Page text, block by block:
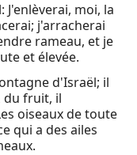
J'enlèverai, moi, la
j'arracherai
rameau, et je
et élevée.
d'Israël; il
du fruit, il
oiseaux de toute
qui a des ailes